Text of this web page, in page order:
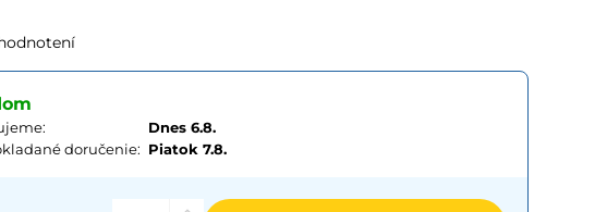
Dnes 6.8.
doručenie: Piatok 7.8.